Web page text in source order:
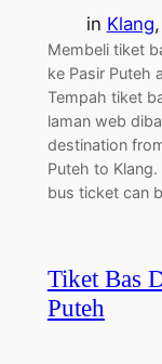
in Klang,
Membeli tiket
ke Pasir Puteh
Tempah tiket
laman web
destination
Puteh to
bus ticket can
Tiket Bas
Puteh